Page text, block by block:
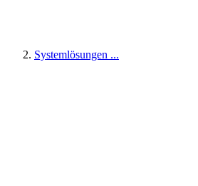
Systemlösungen ...